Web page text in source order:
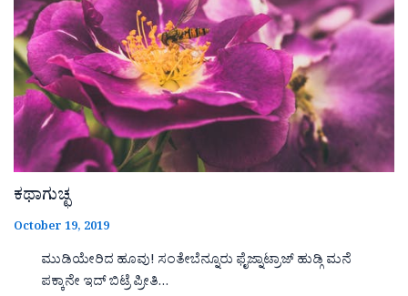
ಕಥಾಗುಚ್ಛ
October 19, 2019
ಮುಡಿಯೇರಿದ ಹೂವು! ಸಂತೇಬೆನ್ನೂರು ಫೈಜ್ನಾಟ್ರಾಜ್ ಹುಡ್ಗಿ ಮನೆ
ಪಕ್ಕಾನೇ ಇದ್ ಬಿಟ್ರೆ ಪ್ರೀತಿ…